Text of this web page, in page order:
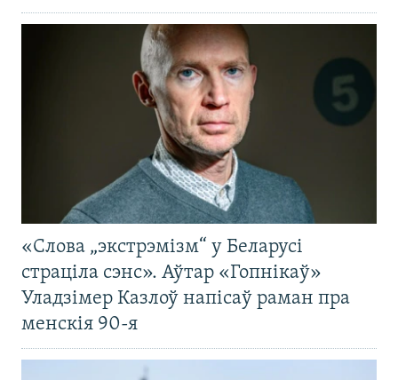
«Слова „экстрэмізм“ у Беларусі
страціла сэнс». Аўтар «Гопнікаў»
Уладзімер Казлоў напісаў раман пра
менскія 90-я